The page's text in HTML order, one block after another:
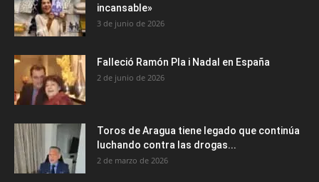
incansable»
3 de junio de 2026
Falleció Ramón Pla i Nadal en España
2 de junio de 2026
Toros de Aragua tiene legado que continúa
luchando contra las drogas...
2 de marzo de 2026